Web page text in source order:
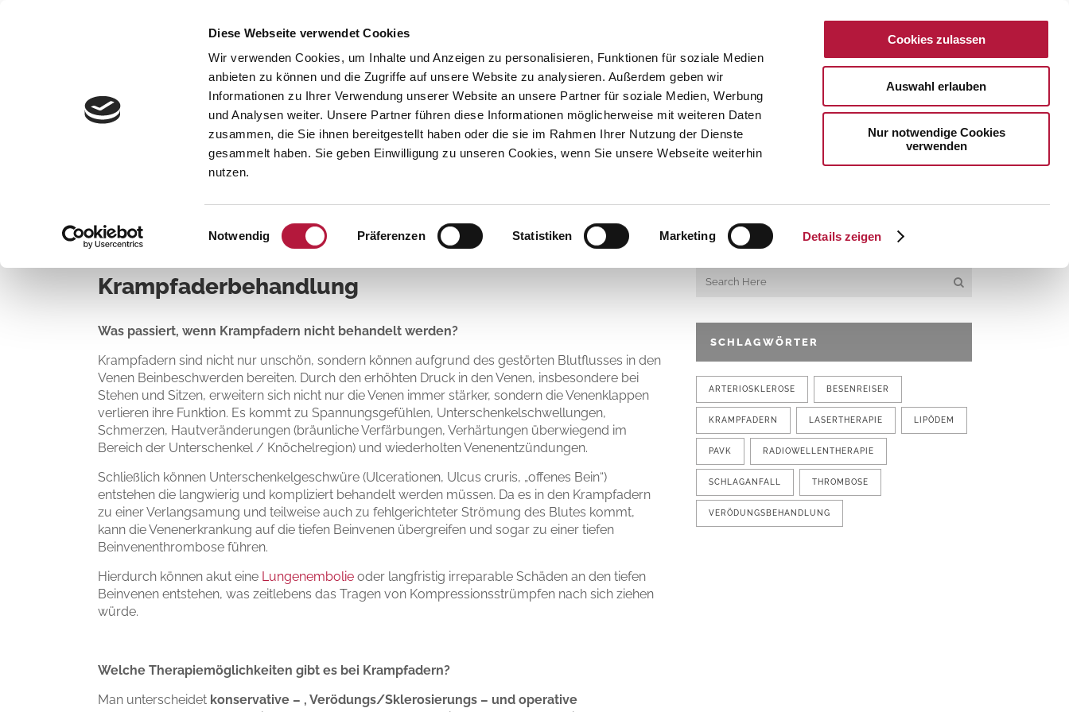
Diese Webseite verwendet Cookies
Wir verwenden Cookies, um Inhalte und Anzeigen zu personalisieren, Funktionen für soziale Medien
anbieten zu können und die Zugriffe auf unsere Website zu analysieren. Außerdem geben wir
Informationen zu Ihrer Verwendung unserer Website an unsere Partner für soziale Medien, Werbung
und Analysen weiter. Unsere Partner führen diese Informationen möglicherweise mit weiteren Daten
zusammen, die Sie ihnen bereitgestellt haben oder die sie im Rahmen Ihrer Nutzung der Dienste
gesammelt haben. Sie geben Einwilligung zu unseren Cookies, wenn Sie unsere Webseite weiterhin
nutzen.
Einwilligungsauswahl
Notwendig Präferenzen Statistiken Marketing Details zeigen
Cookies zulassen
Auswahl erlauben
Nur notwendige Cookies
verwenden
PRAXIS+TEAM LEISTUNGEN
Labordiagnostik
Gefäß-Check
Wundtherapie
Lipödem
Lymphödem
Varizenchirurgie
Minimalinvasive Varizenchirurgie
Radiowellentherapie
Lasertherapie
Stationäre Behandlung
ERKRANKUNGEN
MVZ für Gefäßmedizin und Venenchirurgie Köln/ Lexikon /Krampfaderbehandlung
Krampfaderbehandlung
Was passiert, wenn Krampfadern nicht behandelt werden?
Krampfadern sind nicht nur unschön, sondern können aufgrund des gestörten Blutflusses in den
Venen Beinbeschwerden bereiten. Durch den erhöhten Druck in den Venen, insbesondere bei
Stehen und Sitzen, erweitern sich nicht nur die Venen immer stärker, sondern die Venenklappen
verlieren ihre Funktion. Es kommt zu Spannungsgefühlen, Unterschenkelschwellungen,
Schmerzen, Hautveränderungen (bräunliche Verfärbungen, Verhärtungen überwiegend im
Bereich der Unterschenkel / Knöchelregion) und wiederholten Venenentzündungen.
Schließlich können Unterschenkelgeschwüre (Ulcerationen, Ulcus cruris, „offenes Bein“)
entstehen die langwierig und kompliziert behandelt werden müssen. Da es in den Krampfadern
zu einer Verlangsamung und teilweise auch zu fehlgerichteter Strömung des Blutes kommt,
kann die Venenerkrankung auf die tiefen Beinvenen übergreifen und sogar zu einer tiefen
Beinvenenthrombose führen.
Hierdurch können akut eine Lungenembolie oder langfristig irreparable Schäden an den tiefen
Beinvenen entstehen, was zeitlebens das Tragen von Kompressionsstrümpfen nach sich ziehen
würde.
Welche Therapiemöglichkeiten gibt es bei Krampfadern?
Man unterscheidet konservative – , Verödungs/Sklerosierungs – und operative
SUCHE AUF DER WEBSITE
SCHLAGWÖRTER
ARTERIOSKLEROSE BESENREISER
KRAMPFADERN LASERTHERAPIE LIPÖDEM
PAVK RADIOWELLENTHERAPIE
SCHLAGANFALL THROMBOSE
VERÖDUNGSBEHANDLUNG
SPRECHZEITEN
MVZ für Gefäßmedizin
und Venenchirurgie Köln